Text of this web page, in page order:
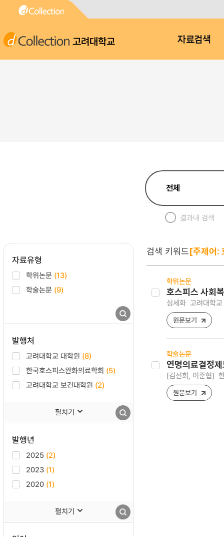
고려대학교 자료검색
결과내 검색
자료유형
학위논문 (13)
학술논문 (9)
발행처
고려대학교 대학원 (8)
한국호스피스완화의료학회 (5)
고려대학교 보건대학원 (2)
펼치기
발행년
2025 (2)
2023 (1)
2020 (1)
펼치기
검색 키워드[주제어:
학위논문
호스피스 사회
심세화 고려대학
원문보기
학술논문
연명의료결정
[김선희, 이준협]
원문보기